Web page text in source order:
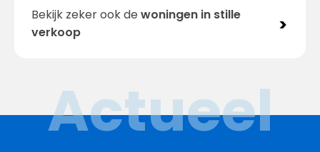
Bekijk zeker ook de woningen in stille
verkoop
>
Actueel